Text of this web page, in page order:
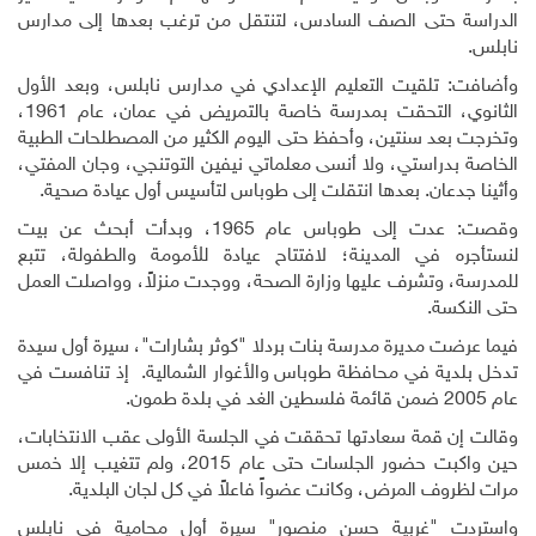
الدراسة حتى الصف السادس، لتنتقل من ترغب بعدها إلى مدارس
نابلس.
وأضافت: تلقيت التعليم الإعدادي في مدارس نابلس، وبعد الأول
الثانوي، التحقت بمدرسة خاصة بالتمريض في عمان، عام 1961،
وتخرجت بعد سنتين، وأحفظ حتى اليوم الكثير من المصطلحات الطبية
الخاصة بدراستي، ولا أنسى معلماتي نيفين التوتنجي، وجان المفتي،
وأثينا جدعان. بعدها انتقلت إلى طوباس لتأسيس أول عيادة صحية.
وقصت: عدت إلى طوباس عام 1965، وبدأت أبحث عن بيت
لنستأجره في المدينة؛ لافتتاح عيادة للأمومة والطفولة، تتبع
للمدرسة، وتشرف عليها وزارة الصحة، ووجدت منزلاً، وواصلت العمل
حتى النكسة.
فيما عرضت مديرة مدرسة بنات بردلا "كوثر بشارات"، سيرة أول سيدة
تدخل بلدية في محافظة طوباس والأغوار الشمالية. إذ تنافست في
عام 2005 ضمن قائمة فلسطين الغد في بلدة طمون.
وقالت إن قمة سعادتها تحققت في الجلسة الأولى عقب الانتخابات،
حين واكبت حضور الجلسات حتى عام 2015، ولم تتغيب إلا خمس
مرات لظروف المرض، وكانت عضواً فاعلاً في كل لجان البلدية.
واستردت "غربية حسن منصور" سيرة أول محامية في نابلس